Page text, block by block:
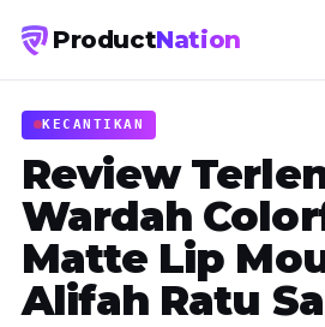
ProductNation
KECANTIKAN
Review
Wardah
Matte Lip
Alifah Ratu